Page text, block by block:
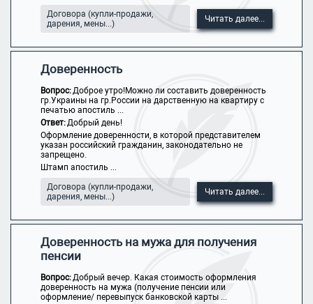
Договора (купли-продажи,
дарения, мены...)
Читать далее...
Доверенность
Вопрос:Доброе утро!Можно ли составить доверенность
гр.Украины на гр.России на дарственную на квартиру с
печатью апостиль ...
Ответ:Добрый день!
Оформление доверенности, в которой представителем
указан российский гражданин, законодательно не
запрещено.
Штамп апостиль ...
Договора (купли-продажи,
дарения, мены...)
Читать далее...
Доверенность на мужа для получения
пенсии
Вопрос:Добрый вечер. Какая стоимость оформления
доверенность на мужа (получение пенсии или
оформление/ перевыпуск банковской карты ...